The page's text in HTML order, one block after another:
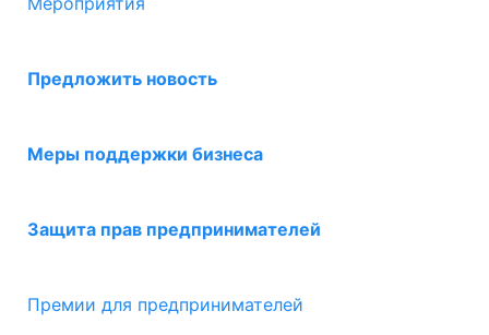
Предложить новость
Меры поддержки бизнеса
Защита прав предпринимателей
Премии для предпринимателей